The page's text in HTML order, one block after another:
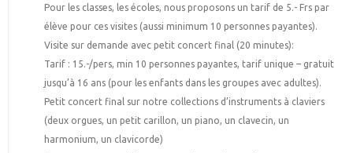
Pour les classes, les écoles, nous proposons un tarif de 5.- Frs par
élève pour ces visites (aussi minimum 10 personnes payantes).
Visite sur demande avec petit concert final (20 minutes):
Tarif : 15.-/pers, min 10 personnes payantes, tarif unique – gratuit
jusqu’à 16 ans (pour les enfants dans les groupes avec adultes).
Petit concert final sur notre collections d’instruments à claviers
(deux orgues, un petit carillon, un piano, un clavecin, un
harmonium, un clavicorde)